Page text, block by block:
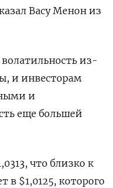
Васу Менон из
из-
и инвесторам
и
еще большей
что близко к
в $1,0125, которого